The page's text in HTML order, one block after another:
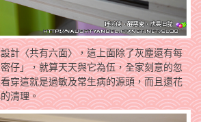
計〈共有六面〉，這上面除了灰塵還有每
仔」，就算天天與它為伍，全家刻意的忽
穿這就是過敏及常生病的源頭，而且還花
清理。